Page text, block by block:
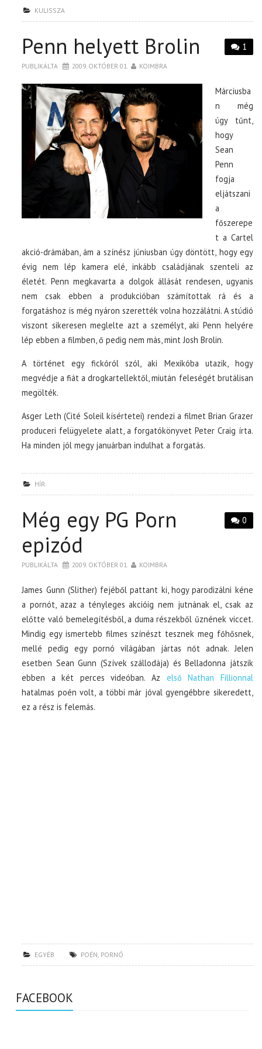
KULISSZA
1
Penn helyett Brolin
PUBLIKÁLTA 2009. OKTÓBER 01. KOIMBRA
Márciusba
n még
úgy tűnt,
hogy
Sean
Penn
fogja
eljátszani
a
főszerepe
t a Cartel
akció-drámában, ám a színész júniusban úgy döntött, hogy egy
évig nem lép kamera elé, inkább családjának szenteli az
életét. Penn megkavarta a dolgok állását rendesen, ugyanis
nem csak ebben a produkcióban számítottak rá és a
forgatáshoz is még nyáron szerették volna hozzálátni. A stúdió
viszont sikeresen meglelte azt a személyt, aki Penn helyére
lép ebben a filmben, ő pedig nem más, mint Josh Brolin.
A történet egy fickóról szól, aki Mexikóba utazik, hogy
megvédje a fiát a drogkartellektől, miután feleségét brutálisan
megölték.
Asger Leth (Cité Soleil kísértetei) rendezi a filmet Brian Grazer
produceri felügyelete alatt, a forgatókönyvet Peter Craig írta.
Ha minden jól megy januárban indulhat a forgatás.
HÍR
0
Még egy PG Porn
epizód
PUBLIKÁLTA 2009. OKTÓBER 01. KOIMBRA
James Gunn (Slither) fejéből pattant ki, hogy parodizálni kéne
a pornót, azaz a tényleges akcióig nem jutnának el, csak az
előtte való bemelegítésből, a duma részekből űznének viccet.
Mindig egy ismertebb filmes színészt tesznek meg főhősnek,
mellé pedig egy pornó világában jártas nőt adnak. Jelen
esetben Sean Gunn (Szívek szállodája) és Belladonna játszik
ebben a két perces videóban. Az első Nathan Fillionnal
hatalmas poén volt, a többi már jóval gyengébbre sikeredett,
ez a rész is felemás.
EGYÉB POÉN, PORNÓ
FACEBOOK